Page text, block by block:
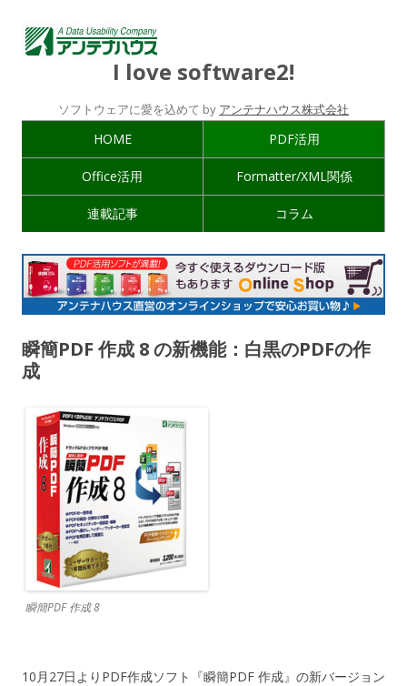
I love software2!
ソフトウェアに愛を込めて by アンテナハウス株式会社
HOME PDF活用
Office活用 Formatter/XML関係
連載記事 コラム
瞬簡PDF 作成 8 の新機能：白黒のPDFの作
成
瞬簡PDF 作成 8
10月27日よりPDF作成ソフト『瞬簡PDF 作成』の新バージョン